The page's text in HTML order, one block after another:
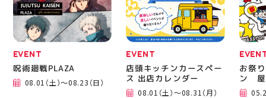
MORE
EVENT
呪術廻戦PLAZA
08.01（土）～08.23（日）
EVENT
店頭キッチンカースペー
ス 出店カレンダー
08.01（土）～08.31（月）
お祭
ン 屋